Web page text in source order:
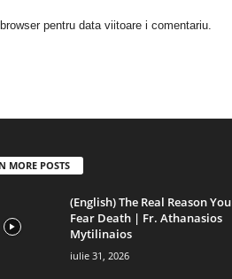
pentru data viitoare i comentariu.
MORE POSTS
(English) The Real Reason You
Fear Death | Fr. Athanasios
Mytilinaios
iulie 31, 2026